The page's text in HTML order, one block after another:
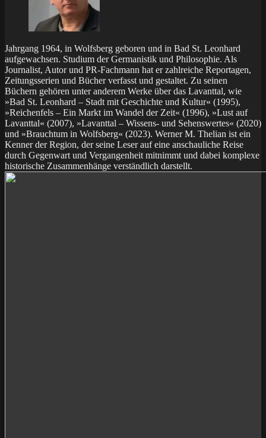
Jahrgang 1964, in Wolfsberg geboren und in Bad St. Leonhard
aufgewachsen. Studium der Germanistik und Philosophie. Als
Journalist, Autor und PR-Fachmann hat er zahlreiche Reportagen,
Zeitungsserien und Bücher verfasst und gestaltet. Zu seinen
Büchern gehören unter anderem Werke über das Lavanttal, wie
»Bad St. Leonhard – Stadt mit Geschichte und Kultur« (1995),
»Reichenfels – Ein Markt im Wandel der Zeit« (1996), »Lust auf
Lavanttal« (2007), »Lavanttal – Wissens- und Sehenswertes« (2020)
und »Brauchtum in Wolfsberg« (2023). Werner M. Thelian ist ein
Kenner der Region, der seine Leser auf eine anschauliche Reise
durch Gegenwart und Vergangenheit mitnimmt und dabei komplexe
historische Zusammenhänge verständlich darstellt.